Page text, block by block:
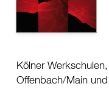
Kölner
Offenbach/Main